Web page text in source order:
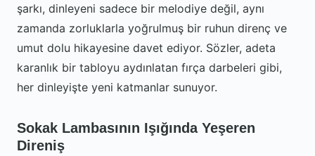
şarkı, dinleyeni sadece bir melodiye değil, aynı
zamanda zorluklarla yoğrulmuş bir ruhun direnç ve
umut dolu hikayesine davet ediyor. Sözler, adeta
karanlık bir tabloyu aydınlatan fırça darbeleri gibi,
her dinleyişte yeni katmanlar sunuyor.
Sokak Lambasının Işığında Yeşeren
Direniş